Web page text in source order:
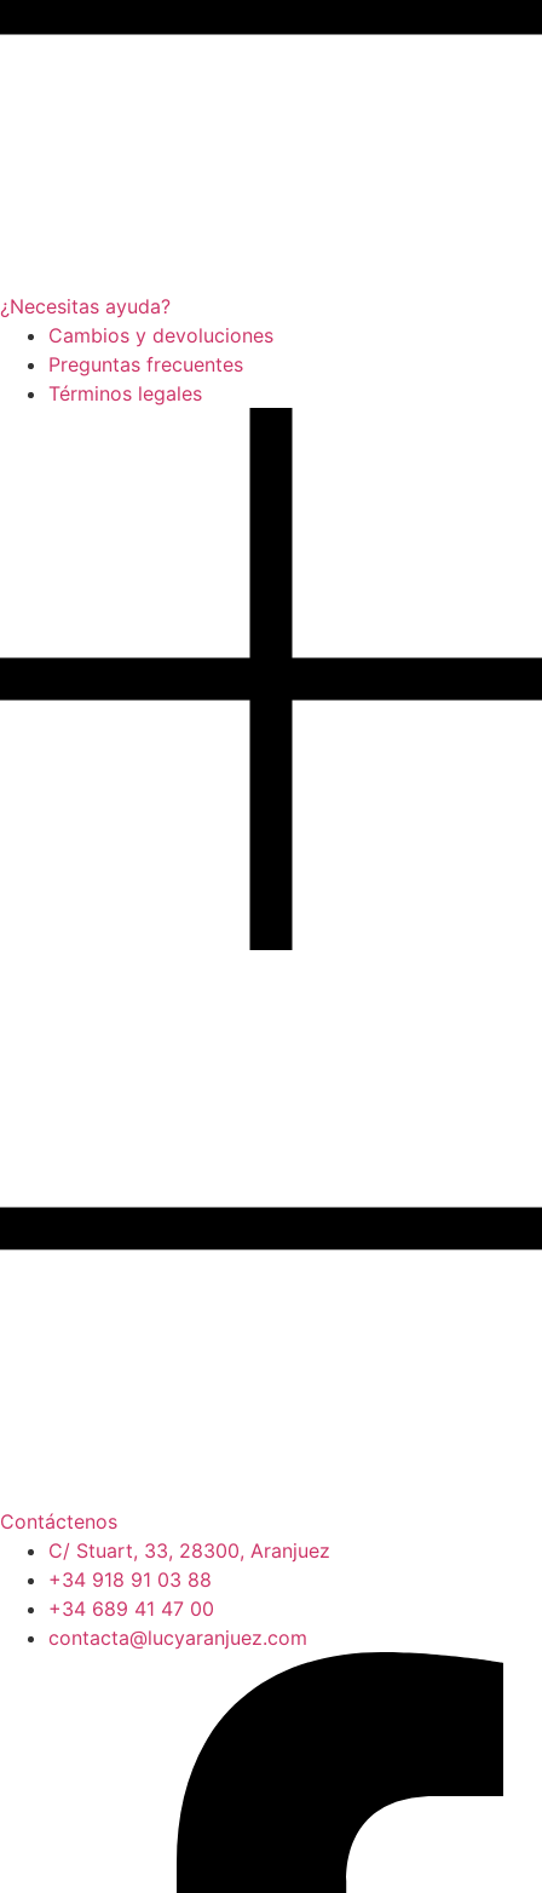
¿Necesitas ayuda?
Cambios y devoluciones
Preguntas frecuentes
Términos legales
Contáctenos
C/ Stuart, 33, 28300, Aranjuez
+34 918 91 03 88
+34 689 41 47 00
contacta@lucyaranjuez.com